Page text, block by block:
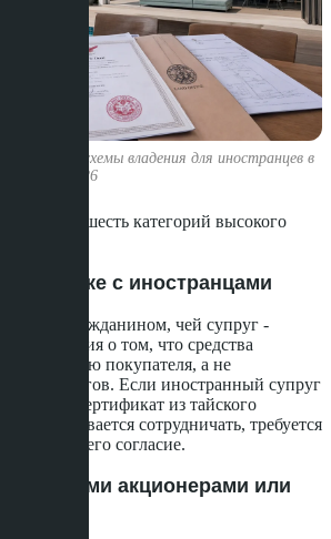
легальные схемы владения для иностранцев в
2026
определил шесть категорий высокого
в браке с иностранцами
гражданином, чей супруг -
декларация о том, что средства
покупателя, а не
супругов. Если иностранный супруг
нужен сертификат из тайского
отказывается сотрудничать, требуется
его согласие.
акционерами или